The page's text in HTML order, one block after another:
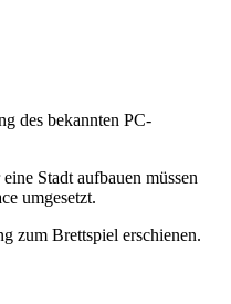
des bekannten PC-
Stadt aufbauen müssen
umgesetzt.
zum Brettspiel erschienen.